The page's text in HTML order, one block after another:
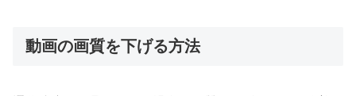
動画の画質を下げる方法